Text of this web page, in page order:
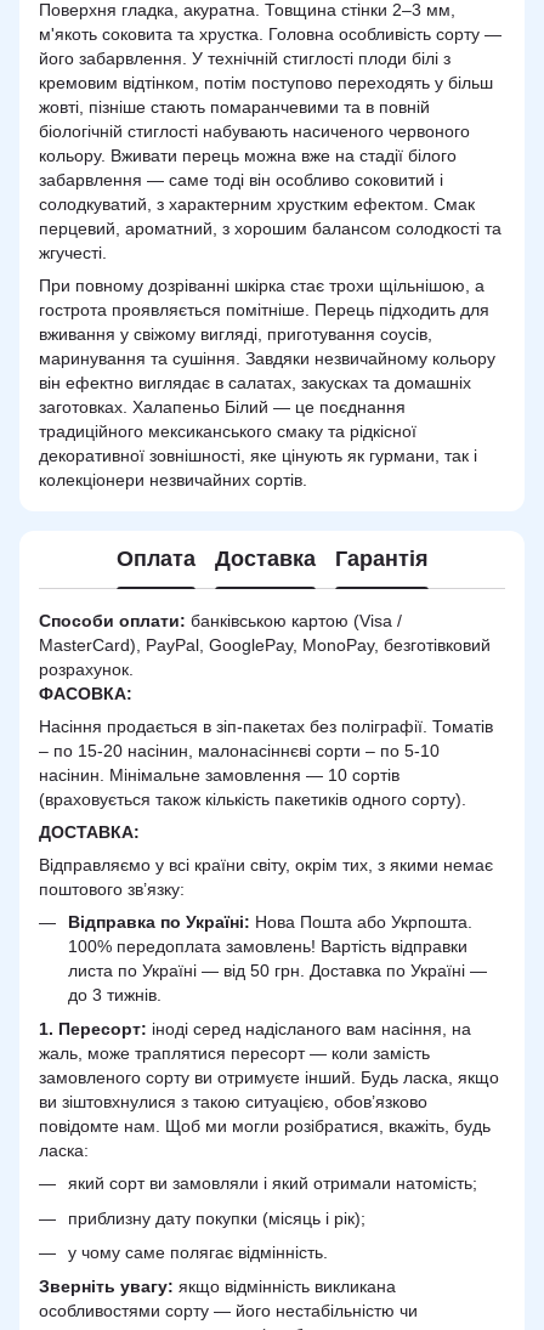
Поверхня гладка, акуратна. Товщина стінки 2–3 мм,
м'якоть соковита та хрустка. Головна особливість сорту —
його забарвлення. У технічній стиглості плоди білі з
кремовим відтінком, потім поступово переходять у більш
жовті, пізніше стають помаранчевими та в повній
біологічній стиглості набувають насиченого червоного
кольору. Вживати перець можна вже на стадії білого
забарвлення — саме тоді він особливо соковитий і
солодкуватий, з характерним хрустким ефектом. Смак
перцевий, ароматний, з хорошим балансом солодкості та
жгучесті.
При повному дозріванні шкірка стає трохи щільнішою, а
гострота проявляється помітніше. Перець підходить для
вживання у свіжому вигляді, приготування соусів,
маринування та сушіння. Завдяки незвичайному кольору
він ефектно виглядає в салатах, закусках та домашніх
заготовках. Халапеньо Білий — це поєднання
традиційного мексиканського смаку та рідкісної
декоративної зовнішності, яке цінують як гурмани, так і
колекціонери незвичайних сортів.
Оплата Доставка Гарантія
Способи оплати: банківською картою (Visa /
MasterCard), PayPal, GooglePay, MonoPay, безготівковий
розрахунок.
ФАСОВКА:
Насіння продається в зіп-пакетах без поліграфії. Томатів
– по 15-20 насінин, малонасіннєві сорти – по 5-10
насінин. Мінімальне замовлення — 10 сортів
(враховується також кількість пакетиків одного сорту).
ДОСТАВКА:
Відправляємо у всі країни світу, окрім тих, з якими немає
поштового зв’язку:
Відправка по Україні: Нова Пошта або Укрпошта.
100% передоплата замовлень! Вартість відправки
листа по Україні — від 50 грн. Доставка по Україні —
до 3 тижнів.
1. Пересорт: іноді серед надісланого вам насіння, на
жаль, може траплятися пересорт — коли замість
замовленого сорту ви отримуєте інший. Будь ласка, якщо
ви зіштовхнулися з такою ситуацією, обов’язково
повідомте нам. Щоб ми могли розібратися, вкажіть, будь
ласка:
який сорт ви замовляли і який отримали натомість;
приблизну дату покупки (місяць і рік);
у чому саме полягає відмінність.
Зверніть увагу: якщо відмінність викликана
особливостями сорту — його нестабільністю чи